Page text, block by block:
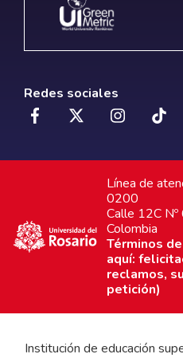
Redes sociales
Línea de
0200
Calle 12C
Colombia
Términos
aquí:
reclamos,
petición)
Institución de educación